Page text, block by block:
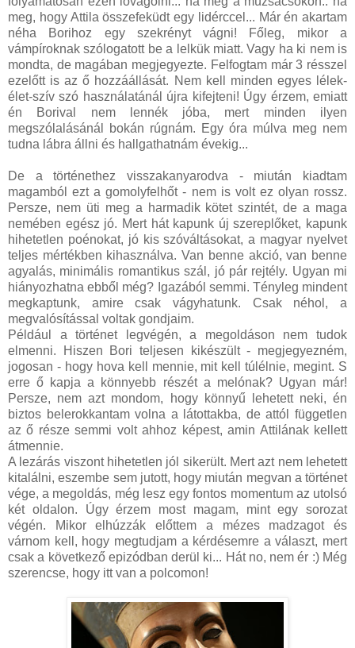
meg, hogy Attila összefeküdt egy lidérccel... Már én akartam
néha Borihoz egy szekrényt vágni! Főleg, mikor a
vámpíroknak szólogatott be a lelkük miatt. Vagy ha ki nem is
mondta, de magában megjegyezte. Felfogtam már 3 résszel
ezelőtt is az ő hozzáállását. Nem kell minden egyes lélek-
élet-szív szó használatánál újra kifejteni! Úgy érzem, emiatt
én Borival nem lennék jóba, mert minden ilyen
megszólalásánál bokán rúgnám. Egy óra múlva meg nem
tudna lábra állni és hallgathatnám évekig...
De a történethez visszakanyarodva - miután kiadtam
magamból ezt a gomolyfelhőt - nem is volt ez olyan rossz.
Persze, nem üti meg a harmadik kötet szintét, de a maga
nemében egész jó. Mert hát kapunk új szereplőket, kapunk
hihetetlen poénokat, jó kis szóváltásokat, a magyar nyelvet
teljes mértékben kihasználva. Van benne akció, van benne
agyalás, minimális romantikus szál, jó pár rejtély. Ugyan mi
hiányozhatna ebből még? Igazából semmi. Tényleg mindent
megkaptunk, amire csak vágyhatunk. Csak néhol, a
megvalósítással voltak gondjaim.
Például a történet legvégén, a megoldáson nem tudok
elmenni. Hiszen Bori teljesen kikészült - megjegyezném,
jogosan - hogy hova kell mennie, mit kell túlélnie, megint. S
erre ő kapja a könnyebb részét a melónak? Ugyan már!
Persze, nem azt mondom, hogy könnyű lehetett neki, én
biztos belerokkantam volna a látottakba, de attól független
az ő része semmi volt ahhoz képest, amin Attilának kellett
átmennie.
A lezárás viszont hihetetlen jól sikerült. Mert azt nem lehetett
kitalálni, eszembe sem jutott, hogy miután megvan a történet
vége, a megoldás, még lesz egy fontos momentum az utolsó
két oldalon. Úgy érzem most magam, mint egy sorozat
végén. Mikor elhúzzák előttem a mézes madzagot és
várnom kell, hogy megtudjam a kérdésemre a választ, mert
csak a következő epizódban derül ki... Hát no, nem ér :) Még
szerencse, hogy itt van a polcomon!